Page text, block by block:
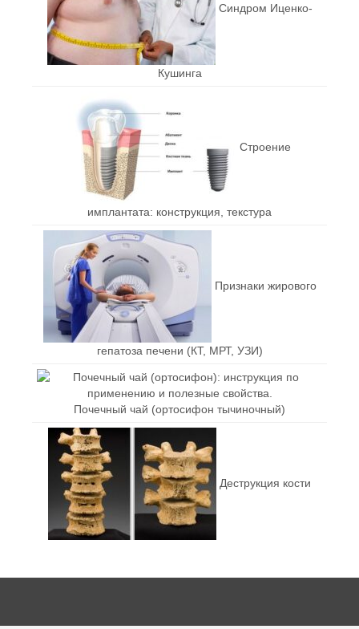
Синдром Иценко-
Кушинга
Строение
имплантата: конструкция, текстура
Признаки жирового
гепатоза печени (КТ, МРТ, УЗИ)
Почечный чай (ортосифон тычиночный)
Деструкция кости